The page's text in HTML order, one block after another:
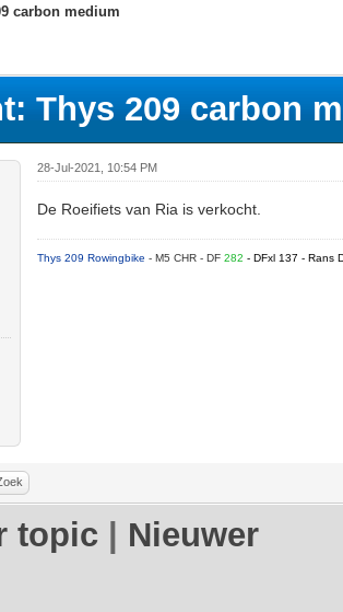
carbon medium
Thys 209 carbon
28-Jul-2021, 10:54 PM
De Roeifiets van Ria is verkocht.
Thys 209 Rowingbike- M5 CHR - DF282- DFxl 137 - Rans
topic
Nieuwer